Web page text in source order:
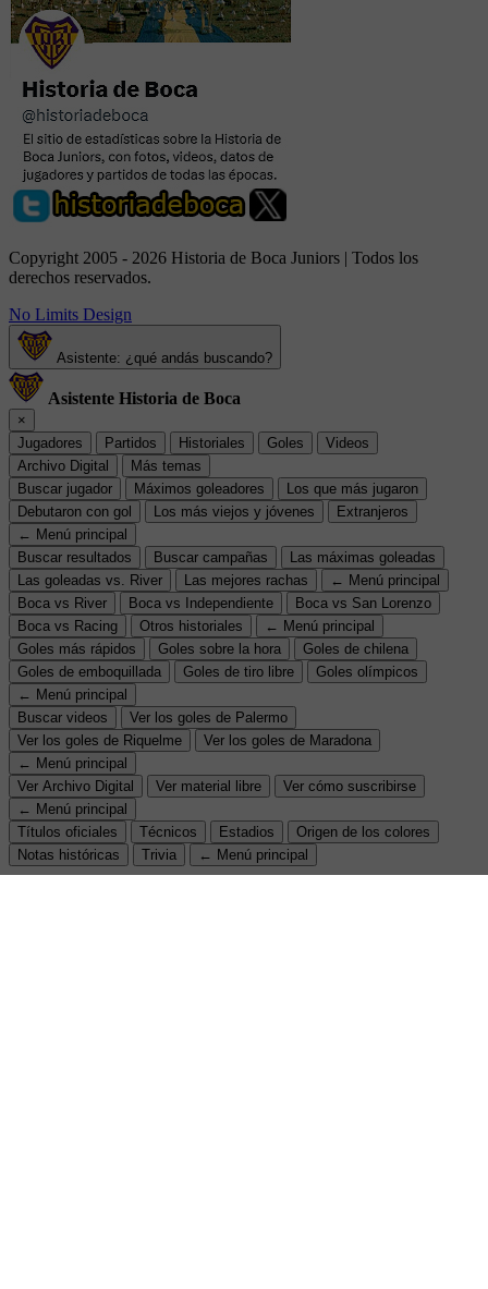
Copyright 2005 - 2026 Historia de Boca Juniors | Todos los
derechos reservados.
No Limits Design
Asistente: ¿qué andás buscando?
Asistente Historia de Boca
×
Jugadores
Partidos Historiales Goles
Videos
Archivo Digital
Más temas
Buscar jugador
Máximos goleadores
Los que más jugaron
Debutaron con gol
Los más viejos y jóvenes
Extranjeros
← Menú principal
Buscar resultados
Buscar campañas
Las máximas goleadas
Las goleadas vs. River
Las mejores rachas
← Menú principal
Boca vs River
Boca vs Independiente
Boca vs San Lorenzo
Boca vs Racing
Otros historiales
← Menú principal
Goles más rápidos
Goles sobre la hora
Goles de chilena
Goles de emboquillada
Goles de tiro libre
Goles olímpicos
← Menú principal
Buscar videos
Ver los goles de Palermo
Ver los goles de Riquelme
Ver los goles de Maradona
← Menú principal
Ver Archivo Digital
Ver material libre
Ver cómo suscribirse
← Menú principal
Títulos oficiales
Técnicos Estadios
Origen de los colores
Notas históricas
Trivia ← Menú principal